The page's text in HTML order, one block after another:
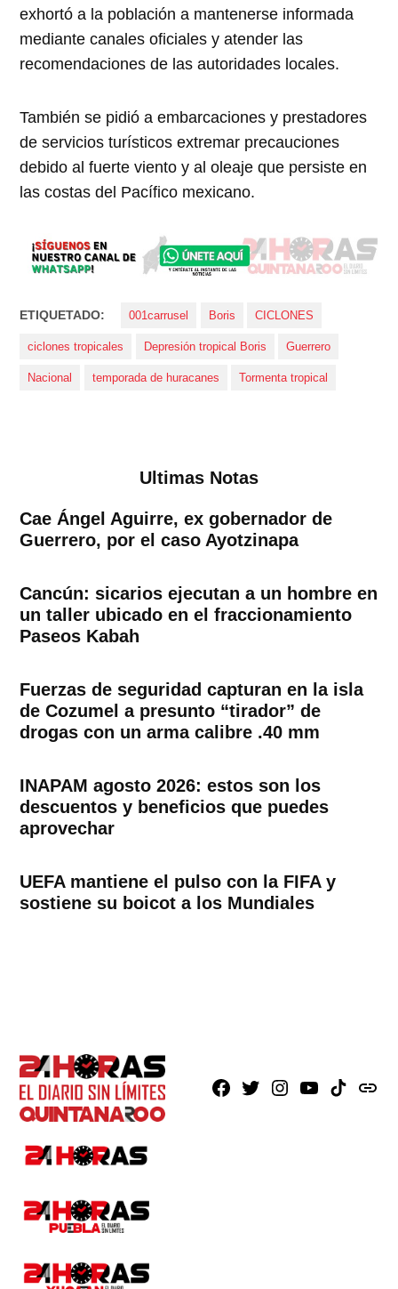
exhortó a la población a mantenerse informada
mediante canales oficiales y atender las
recomendaciones de las autoridades locales.
También se pidió a embarcaciones y prestadores
de servicios turísticos extremar precauciones
debido al fuerte viento y al oleaje que persiste en
las costas del Pacífico mexicano.
ETIQUETADO: 001carrusel Boris CICLONES
ciclones tropicales Depresión tropical Boris Guerrero
Nacional temporada de huracanes Tormenta tropical
Ultimas Notas
Cae Ángel Aguirre, ex gobernador de
Guerrero, por el caso Ayotzinapa
Cancún: sicarios ejecutan a un hombre en
un taller ubicado en el fraccionamiento
Paseos Kabah
Fuerzas de seguridad capturan en la isla
de Cozumel a presunto “tirador” de
drogas con un arma calibre .40 mm
INAPAM agosto 2026: estos son los
descuentos y beneficios que puedes
aprovechar
UEFA mantiene el pulso con la FIFA y
sostiene su boicot a los Mundiales
Facebook
X Instagram
YoutubeTikTokissuu